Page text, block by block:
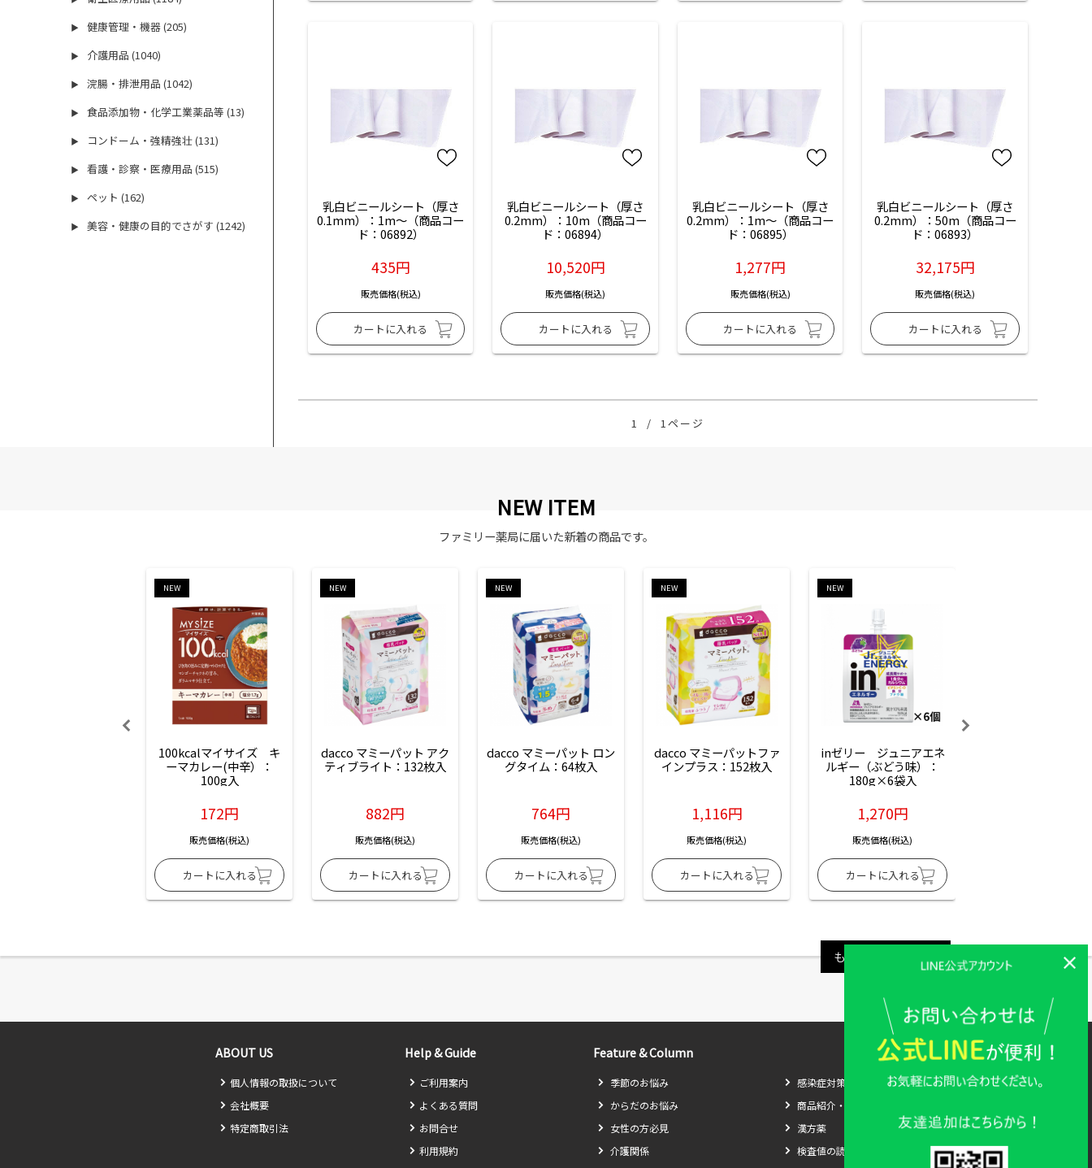
▶ 健康管理・機器 (205)
▶ 介護用品 (1040)
▶ 浣腸・排泄用品 (1042)
▶ 食品添加物・化学工業薬品等 (13)
▶ コンドーム・強精強壮 (131)
▶ 看護・診察・医療用品 (515)
▶ ペット (162)
▶ 美容・健康の目的でさがす (1242)
乳白ビニールシート（厚さ
0.1mm）：1m～（商品コー
ド：06892）
435円
販売価格(税込)
乳白ビニールシート（厚さ
0.2mm）：10m（商品コー
ド：06894）
10,520円
販売価格(税込)
乳白ビニールシート（厚さ
0.2mm）：1m～（商品コー
ド：06895）
1,277円
販売価格(税込)
乳白ビニールシート（厚さ
0.2mm）：50m（商品コー
ド：06893）
32,175円
販売価格(税込)
1 / 1ページ
NEW ITEM
ファミリー薬局に届いた新着の商品です。
NEW
100kcalマイサイズ　キ
ーマカレー(中辛）：
100g入
172円
販売価格(税込)
NEW
dacco マミーパット アク
ティブライト：132枚入
882円
販売価格(税込)
NEW
dacco マミーパット ロン
グタイム：64枚入
764円
販売価格(税込)
NEW
dacco マミーパットファ
インプラス：152枚入
1,116円
販売価格(税込)
NEW
inゼリー　ジュニアエネ
ルギー（ぶどう味）：
180g×6袋入
1,270円
販売価格(税込)
もっと見る
ABOUT US
個人情報の取扱について
会社概要
特定商取引法
Help & Guide
ご利用案内
よくある質問
お問合せ
利用規約
Feature & Column
季節のお悩み
感染症対策
からだのお悩み
商品紹介・比較
女性の方必見
漢方薬
介護関係
検査値の読み方